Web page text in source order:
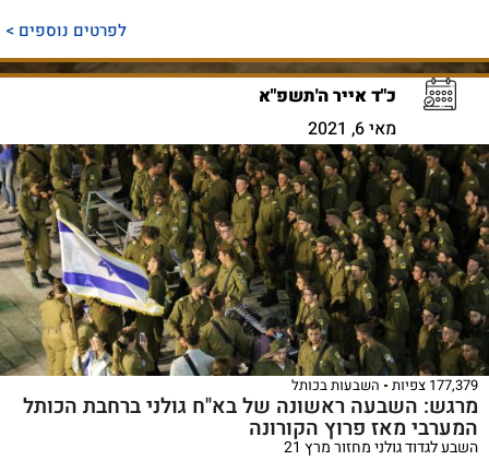
לפרטים נוספים >
כ"ד אייר ה'תשפ"א
מאי 6, 2021
177,379 צפיות השבעות בכותל
מרגש: השבעה ראשונה של בא"ח גולני ברחבת הכותל
המערבי מאז פרוץ הקורונה
השבע לגדוד גולני מחזור מרץ 21